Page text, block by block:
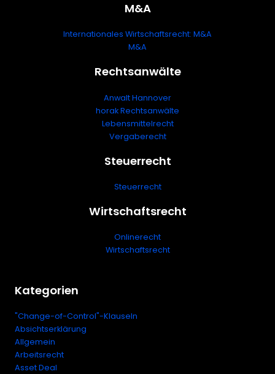
M&A
Internationales Wirtschaftsrecht: M&A
M&A
Rechtsanwälte
Anwalt Hannover
horak Rechtsanwälte
Lebensmittelrecht
Vergaberecht
Steuerrecht
Steuerrecht
Wirtschaftsrecht
Onlinerecht
Wirtschaftsrecht
Kategorien
"Change-of-Control"-Klauseln
Absichtserklärung
Allgemein
Arbeitsrecht
Asset Deal